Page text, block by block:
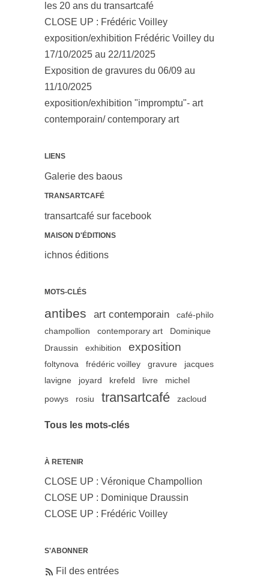
les 20 ans du transartcafé
CLOSE UP : Frédéric Voilley
exposition/exhibition Frédéric Voilley du
17/10/2025 au 22/11/2025
Exposition de gravures du 06/09 au
11/10/2025
exposition/exhibition "impromptu"- art
contemporain/ contemporary art
LIENS
Galerie des baous
TRANSARTCAFÉ
transartcafé sur facebook
MAISON D'ÉDITIONS
ichnos éditions
MOTS-CLÉS
antibes art contemporain
café-philo
champollion
contemporary art
Dominique
Draussin
exhibition exposition
foltynova frédéric voilley gravure
jacques
lavigne
joyard krefeld livre
michel
powys
rosiu transartcafé zacloud
Tous les mots-clés
À RETENIR
CLOSE UP : Véronique Champollion
CLOSE UP : Dominique Draussin
CLOSE UP : Frédéric Voilley
S'ABONNER
Fil des entrées